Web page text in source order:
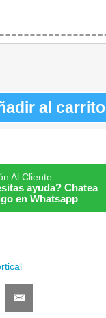
al carrito
Al Cliente
ayuda? Chatea
en Whatsapp